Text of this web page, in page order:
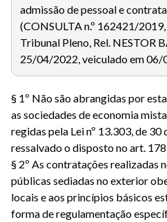
admissão de pessoal e
(CONSULTA n.º 162421/2019,
Tribunal Pleno, Rel. NESTOR
25/04/2022, veiculado em 06/
§ 1º Não são abrangidas por
as sociedades de economia
regidas pela Lei nº 13.303, de 30
ressalvado o disposto no art.
§ 2º As contratações realizadas
públicas sediadas no exterior
locais e aos princípios básicos
forma de regulamentação